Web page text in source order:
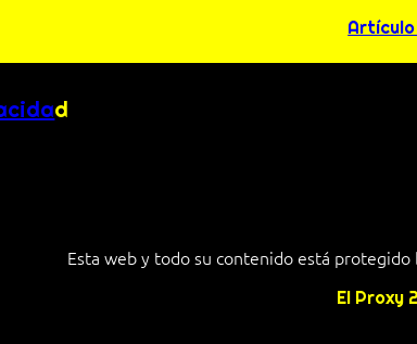
d
Esta web y todo su contenido está protegido
El Proxy